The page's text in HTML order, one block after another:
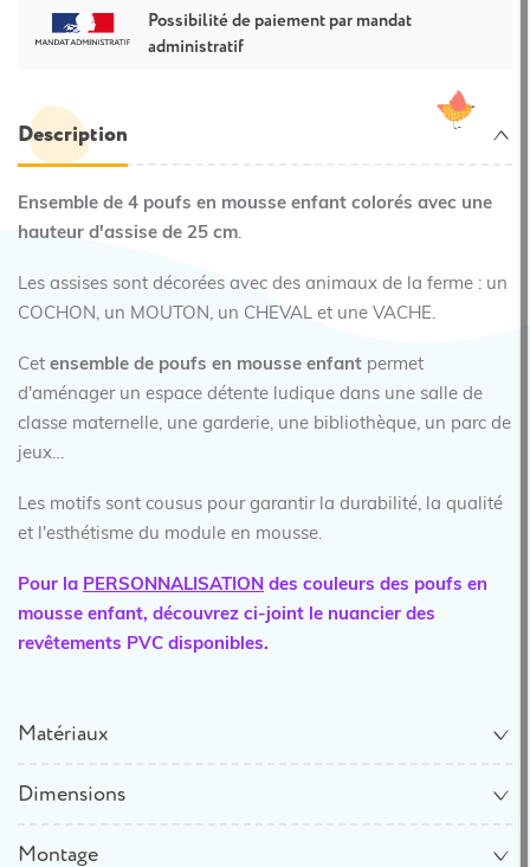
Possibilité de paiement par mandat
administratif
Description
Ensemble de 4 poufs en mousse enfant colorés avec une
hauteur d'assise de 25 cm.
Les assises sont décorées avec des animaux de la ferme : un
COCHON, un MOUTON, un CHEVAL et une VACHE.
Cet ensemble de poufs en mousse enfant permet
d'aménager un espace détente ludique dans une salle de
classe maternelle, une garderie, une bibliothèque, un parc de
jeux…
Les motifs sont cousus pour garantir la durabilité, la qualité
et l'esthétisme du module en mousse.
Pour la PERSONNALISATION des couleurs des poufs en
mousse enfant, découvrez ci-joint le nuancier des
revêtements PVC disponibles.
Matériaux
Dimensions
Montage